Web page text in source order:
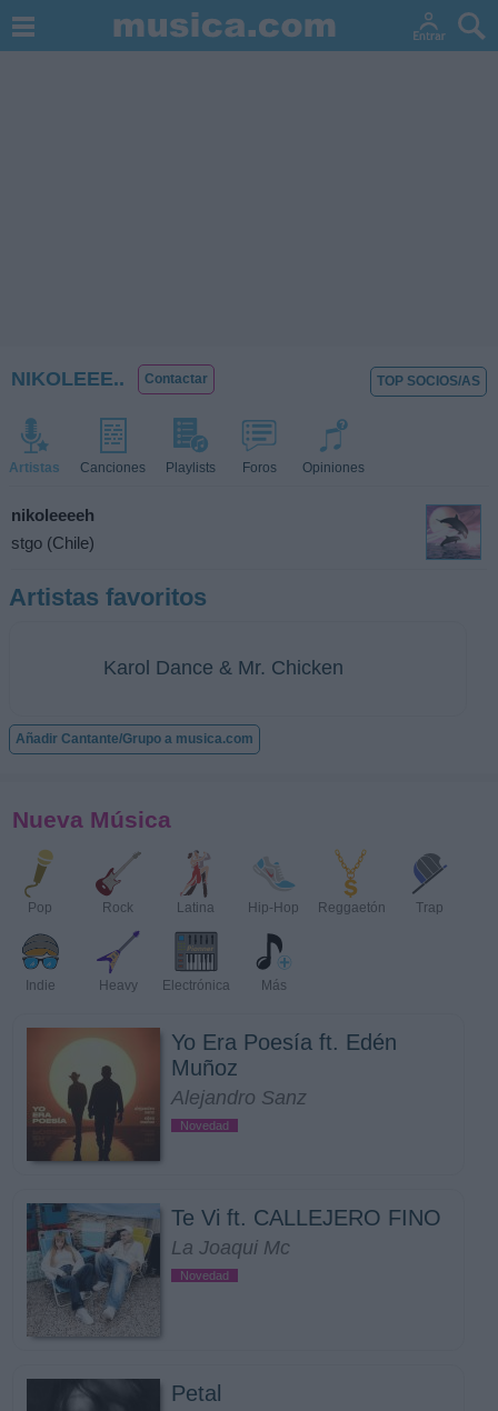
NIKOLEEE.. Contactar TOP SOCIOS/AS
Artistas Canciones Playlists Foros Opiniones
nikoleeeeh
stgo (Chile)
Artistas favoritos
Karol Dance & Mr. Chicken
Añadir Cantante/Grupo a musica.com
Nueva Música
Pop Rock Latina Hip-Hop Reggaetón Trap
Indie Heavy Electrónica Más
Yo Era Poesía ft. Edén
Muñoz
Alejandro Sanz
Novedad
Te Vi ft. CALLEJERO FINO
La Joaqui Mc
Novedad
Petal